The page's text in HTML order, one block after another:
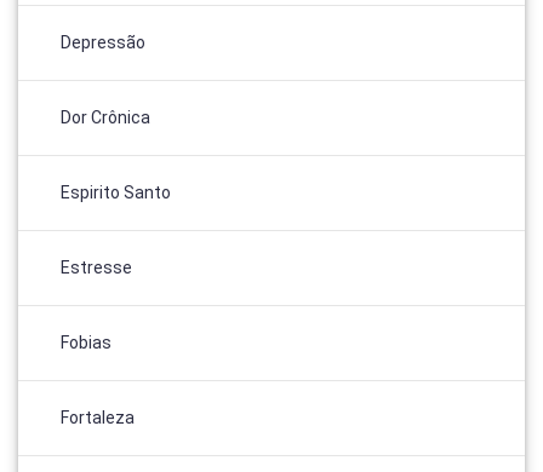
Depressão
Dor Crônica
Espirito Santo
Estresse
Fobias
Fortaleza